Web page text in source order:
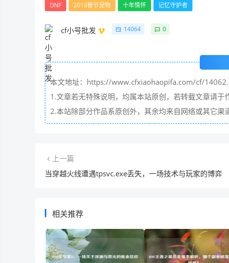
DNF 2013春节宠物 十年情怀 记忆守护者
cf小号批发 14064 0
本文地址：https://www.cfxiaohaopifa.com/cf/
1.文章若无特殊说明，均属本站原创，若转载文章请于
2.本站除部分作品系原创外，其余均来自网络或其它
上一篇
当穿越火线遭遇tpsvc.exe丢失，一场技术与玩家的博弈
相关推荐